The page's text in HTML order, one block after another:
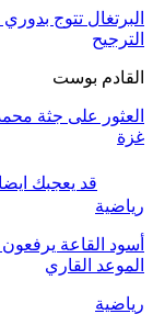
البرتغال تتوج
الترجيح
القادم بوست
العثور على جثة
غزة
قد يعجبك ايضا
رياضية
أسود القاعة
الموعد القاري
رياضية